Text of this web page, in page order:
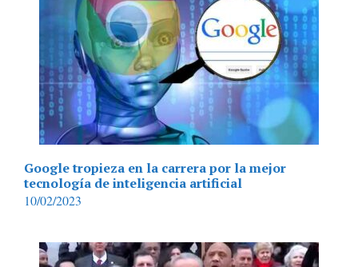
Google tropieza en la carrera por la mejor
tecnología de inteligencia artificial
10/02/2023